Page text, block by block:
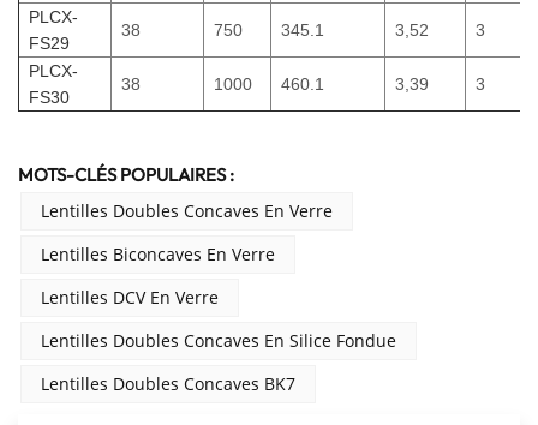
PLCX-
FS29
38 750 345.1 3,52 3
PLCX-
FS30
38 1000 460.1 3,39 3
MOTS-CLÉS POPULAIRES :
Lentilles Doubles Concaves En Verre
Lentilles Biconcaves En Verre
Lentilles DCV En Verre
Lentilles Doubles Concaves En Silice Fondue
Lentilles Doubles Concaves BK7